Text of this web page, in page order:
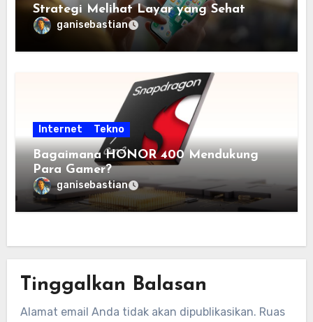
Strategi Melihat Layar yang Sehat
ganisebastian
Internet Tekno
Bagaimana HONOR 400 Mendukung
Para Gamer?
ganisebastian
Tinggalkan Balasan
Alamat email Anda tidak akan dipublikasikan. Ruas